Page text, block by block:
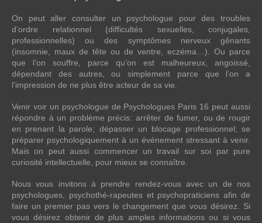
On peut aller consulter un psychologue pour des troubles
d’ordre relationnel (difficultés sexuelles, conjugales,
professionnelles) ou des symptômes nerveux gênants
(insomnie, maux de tête ou de ventre, eczéma…). Ou parce
que l’on souffre, parce qu’on est malheureux, angoissé,
dépendant des autres, ou simplement parce que l’on a
l’impression de ne plus être acteur de sa vie.
Venir voir un psychologue de Psychologues Paris 16 peut aussi
répondre à un problème précis: arrêter de fumer, ou de rougir
en prenant la parole; dépasser un blocage professionnel; se
préparer psychologiquement à un événement stressant à venir.
Mais on peut aussi commencer un travail sur soi par pure
curiosité intellectuelle, pour mieux se connaître.
Nous vous invitons à prendre rendez-vous avec un de nos
psychologues, psychothé-rapeutes et psychopraticiens afin de
faire un premier pas vers le changement que vous désirez. Si
vous désirez obtenir de plus amples informations ou si vous